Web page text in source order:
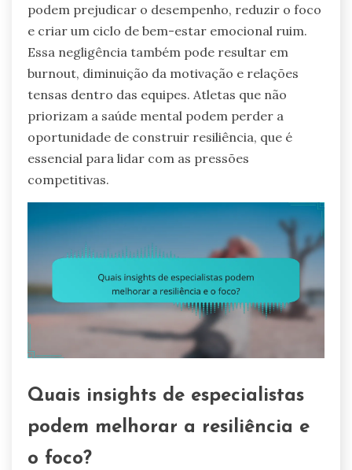
podem prejudicar o desempenho, reduzir o foco
e criar um ciclo de bem-estar emocional ruim.
Essa negligência também pode resultar em
burnout, diminuição da motivação e relações
tensas dentro das equipes. Atletas que não
priorizam a saúde mental podem perder a
oportunidade de construir resiliência, que é
essencial para lidar com as pressões
competitivas.
Quais insights de especialistas
podem melhorar a resiliência e
o foco?